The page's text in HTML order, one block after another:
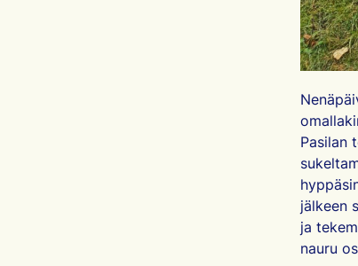
Pasilan
jälkeen
ja
nauru